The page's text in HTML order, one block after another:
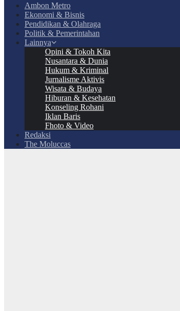
Ambon Metro
Ekonomi & Bisnis
Pendidikan & Olahraga
Politik & Pemerintahan
Lainnya
Opini & Tokoh Kita
Nusantara & Dunia
Hukum & Kriminal
Jurnalisme Aktivis
Wisata & Budaya
Hiburan & Kesehatan
Konseling Rohani
Iklan Baris
Fhoto & Video
Redaksi
The Moluccas